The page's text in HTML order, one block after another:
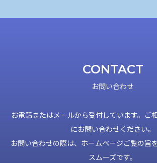
CONTACT
お問い合わせ
お電話またはメールから受付しています。ご
にお問い合わせください。
お問い合わせの際は、ホームページご覧の旨
スムーズです。